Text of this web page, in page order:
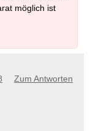
möglich ist
Zum Antworten